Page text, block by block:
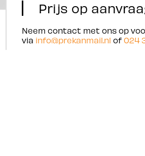
Prijs op
Neem contact met ons op
via info@prekanmail.nl of 024